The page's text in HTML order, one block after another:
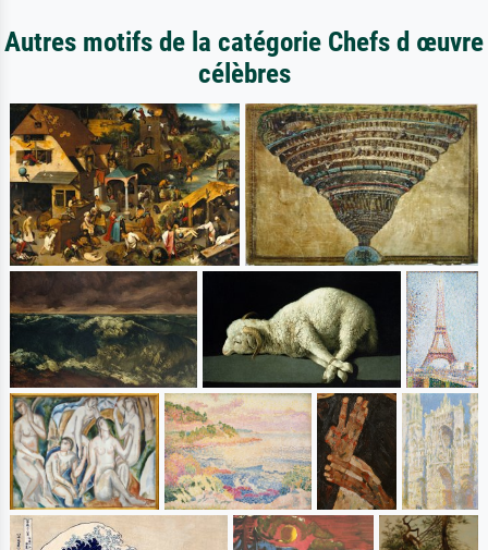
Autres motifs de la catégorie Chefs d œuvre
célèbres